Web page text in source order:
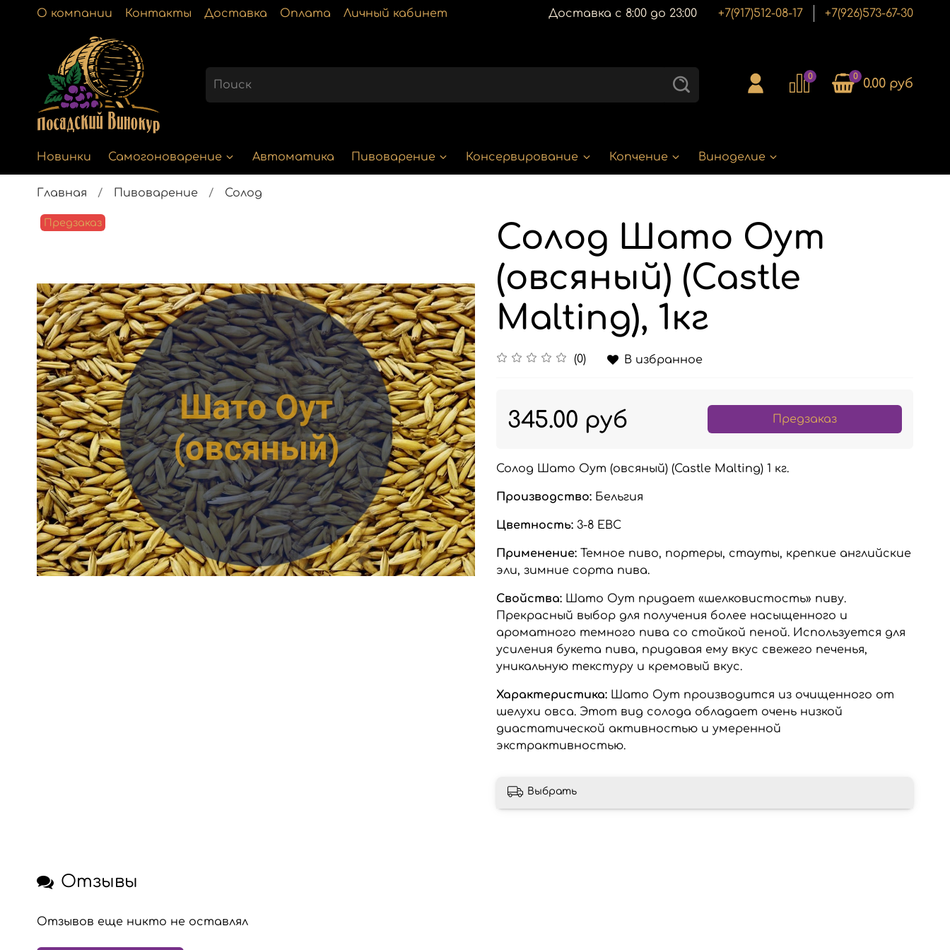
О компании Контакты Доставка Оплата Личный кабинет Доставка с 8:00 до 23:00 +7(917)512-08-17 +7(926)573-67-30
0 0 0.00 руб
Новинки Самогоноварение Автоматика Пивоварение Консервирование Копчение Виноделие
Главная Пивоварение Солод
Предзаказ
Солод Шато Оут
(овсяный) (Castle
Malting), 1кг
(0) В избранное
345.00 руб Предзаказ
Солод Шато Оут (овсяный) (Castle Malting) 1 кг.
Производство: Бельгия
Цветность: 3-8 EBC
Применение: Темное пиво, портеры, стауты, крепкие английские
эли, зимние сорта пива.
Свойства: Шато Оут придает «шелковистость» пиву.
Прекрасный выбор для получения более насыщенного и
ароматного темного пива со стойкой пеной. Используется для
усиления букета пива, придавая ему вкус свежего печенья,
уникальную текстуру и кремовый вкус.
Характеристика: Шато Оут производится из очищенного от
шелухи овса. Этот вид солода обладает очень низкой
диастатической активностью и умеренной
экстрактивностью.
Выбрать
Отзывы
Отзывов еще никто не оставлял